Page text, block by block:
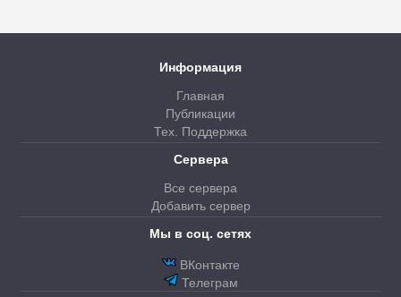
Информация
Главная
Публикации
Тех. Поддержка
Сервера
Все сервера
Добавить сервер
Мы в соц. сетях
ВКонтакте
Телеграм